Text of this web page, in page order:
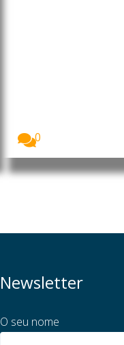
0
Newsletter
O seu nome